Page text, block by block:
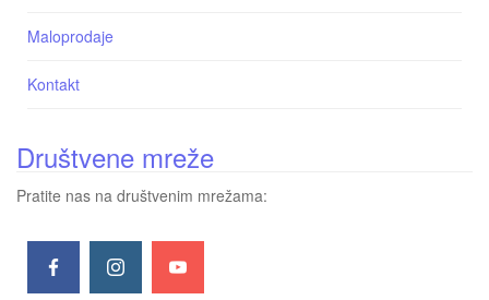
Maloprodaje
Kontakt
Društvene mreže
Pratite nas na društvenim mrežama: